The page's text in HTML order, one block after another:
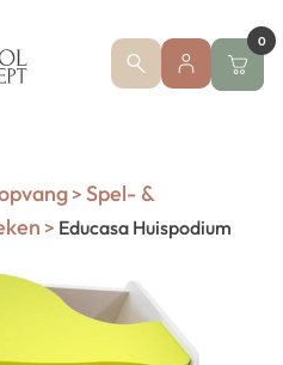
0
> Spel- &
> Educasa Huispodium